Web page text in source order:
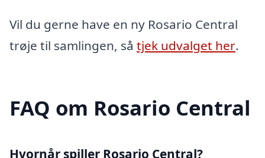
Vil du gerne have en ny Rosario Central
trøje til samlingen, så tjek udvalget her.
FAQ om Rosario Central
Hvornår spiller Rosario Central?